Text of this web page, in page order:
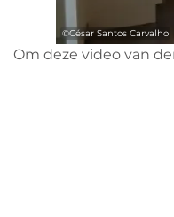
©César Santos Carvalho
Om deze video van